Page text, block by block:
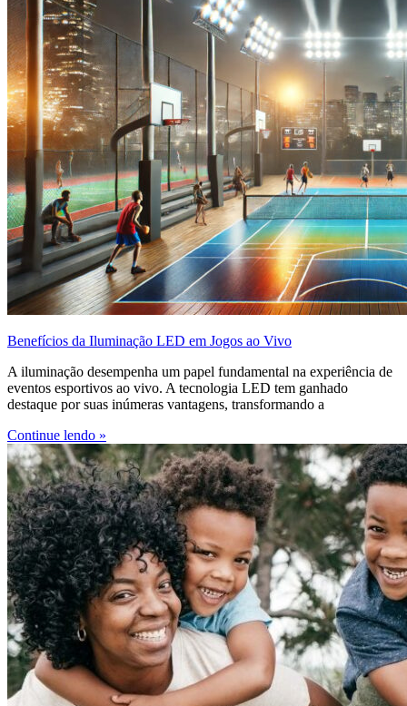
Benefícios da Iluminação LED em Jogos ao Vivo
A iluminação desempenha um papel fundamental na experiência de
eventos esportivos ao vivo. A tecnologia LED tem ganhado
destaque por suas inúmeras vantagens, transformando a
Continue lendo »